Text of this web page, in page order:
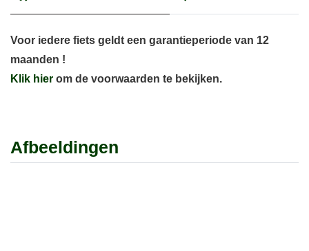
Voor iedere fiets geldt een garantieperiode van 12
maanden !
Klik hier om de voorwaarden te bekijken.
Afbeeldingen